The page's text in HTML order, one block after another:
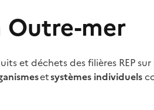
Outre-mer
et déchets des filières REP
etsystèmes individuels